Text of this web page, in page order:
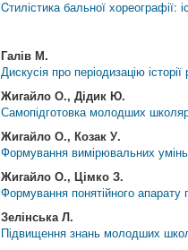
Cтилістика бальної хореографії:
Галів М.
Дискусія про періодизацію
Жигайло О., Дідик Ю.
Самопідготовка молодших
Жигайло О., Козак У.
Формування вимірювальних умінь
Жигайло О., Цімко З.
Формування понятійного апарату
Зелінська Л.
Підвищення знань молодших